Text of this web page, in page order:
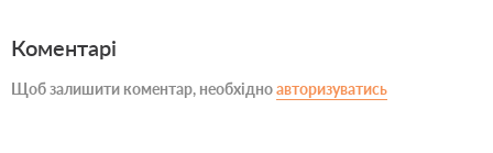
Коментарі
Щоб залишити коментар, необхідноавторизуватись